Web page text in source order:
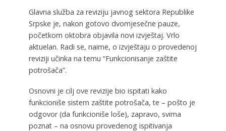
Glavna služba za reviziju javnog sektora Republike
Srpske je, nakon gotovo dvomjesečne pauze,
početkom oktobra objavila novi izvještaj. Vrlo
aktuelan. Radi se, naime, o izvještaju o provedenoj
reviziji učinka na temu “Funkcionisanje zaštite
potrošača”.
Osnovni je cilj ove revizije bio ispitati kako
funkcioniše sistem zaštite potrošača, te – pošto je
odgovor (da funkcioniše loše), zapravo, svima
poznat – na osnovu provedenog ispitivanja